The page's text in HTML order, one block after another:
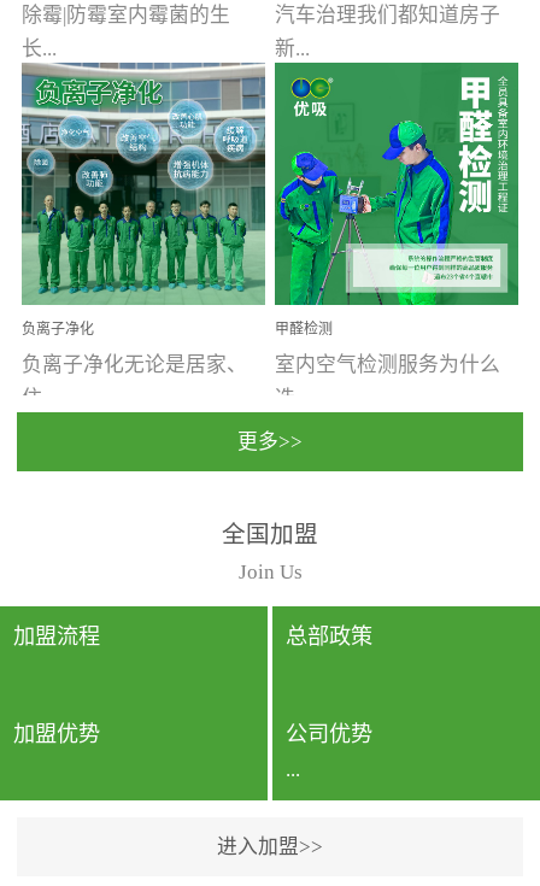
除霉|防霉室内霉菌的生
长...
受温度、湿度、基质养
分、通风四个条件影响，
温暖潮湿、营养物质多、
通风缓慢的空间最易滋生
大量霉菌的...
汽车治理我们都知道房子
新...
装修完会有甲醛，其实汽
车的甲醛超标问题更为严
重。汽车的空间范围小，
配件、皮具、装饰多，这
些都是汽...
负离子净化
负离子净化无论是居家、
住...
动，人类长时间停留的室
内空间都有整体消毒的需
要。因为空间内人流携带
的、空气...
甲醛检测
室内空气检测服务为什么
选...
行国家规定的标准检测方
法，空气采样量准确，检
测结果可靠，远胜于其他
检测...
更多>>
全国加盟
Join Us
加盟流程 总部政策
加盟优势 公司优势
...
进入加盟>>